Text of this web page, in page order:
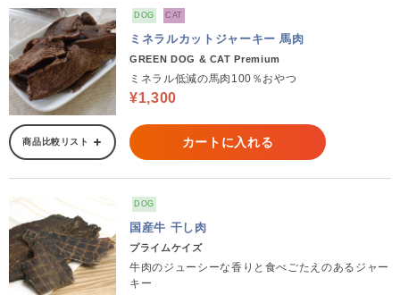
DOG CAT
ミネラルカットジャーキー 馬肉
GREEN DOG & CAT Premium
ミネラル低減の馬肉100％おやつ
¥1,300
商品比較リスト カートに入れる
DOG
国産牛 干し肉
プライムケイズ
牛肉のジューシーな香りと食べごたえのあるジャー
キー